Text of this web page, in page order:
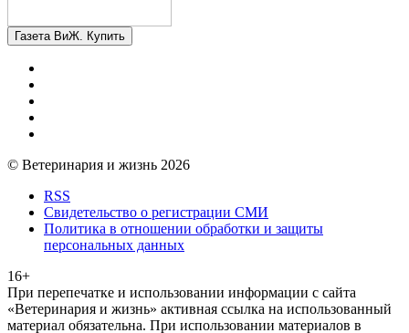
Газета ВиЖ. Купить
© Ветеринария и жизнь 2026
RSS
Свидетельство о регистрации СМИ
Политика в отношении обработки и защиты
персональных данных
16+
При перепечатке и использовании информации с сайта
«Ветеринария и жизнь» активная ссылка на использованный
материал обязательна. При использовании материалов в